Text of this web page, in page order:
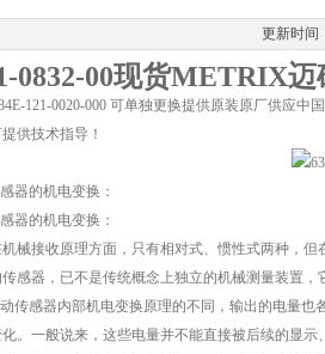
更新时间
0832-00现货METRIX
121-0020-000 可单独更换提供原装原厂供应中
供技术指导！
器的机电变换：
器的机电变换：
械接收原理方面，只有相对式、惯性式两种，
感器，已不是传统概念上独立的机械测量装置
传感器内部机电变换原理的不同，输出的电量
。一般说来，这些电量并不能直接被后续的显